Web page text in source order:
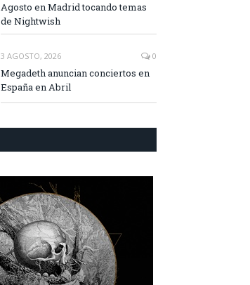
Agosto en Madrid tocando temas
de Nightwish
3 AGOSTO, 2026 0
Megadeth anuncian conciertos en
España en Abril